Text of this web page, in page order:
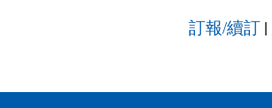
訂報/續訂